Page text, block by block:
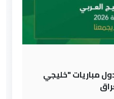
مباريات "خليجي